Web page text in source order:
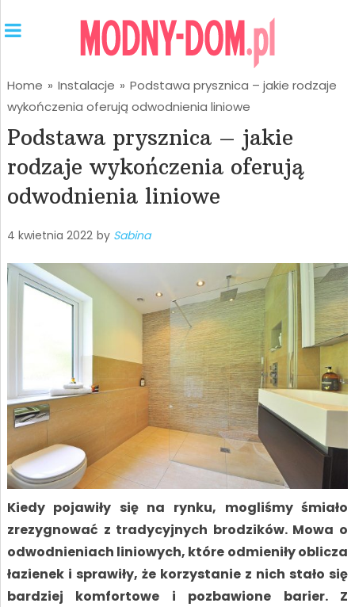
Home » Instalacje » Podstawa prysznica – jakie rodzaje
wykończenia oferują odwodnienia liniowe
Podstawa prysznica – jakie
rodzaje wykończenia oferują
odwodnienia liniowe
4 kwietnia 2022 by Sabina
Kiedy pojawiły się na rynku, mogliśmy śmiało
zrezygnować z tradycyjnych brodzików. Mowa o
odwodnieniach liniowych, które odmieniły oblicza
łazienek i sprawiły, że korzystanie z nich stało się
bardziej komfortowe i pozbawione barier. Z